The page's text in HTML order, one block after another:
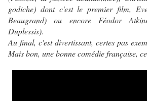
godiche) dont c'est le premier film,
Beaugrand) ou encore Féodor
Duplessis).
Au final, c'est divertissant, certes pas
Mais bon, une bonne comédie française,